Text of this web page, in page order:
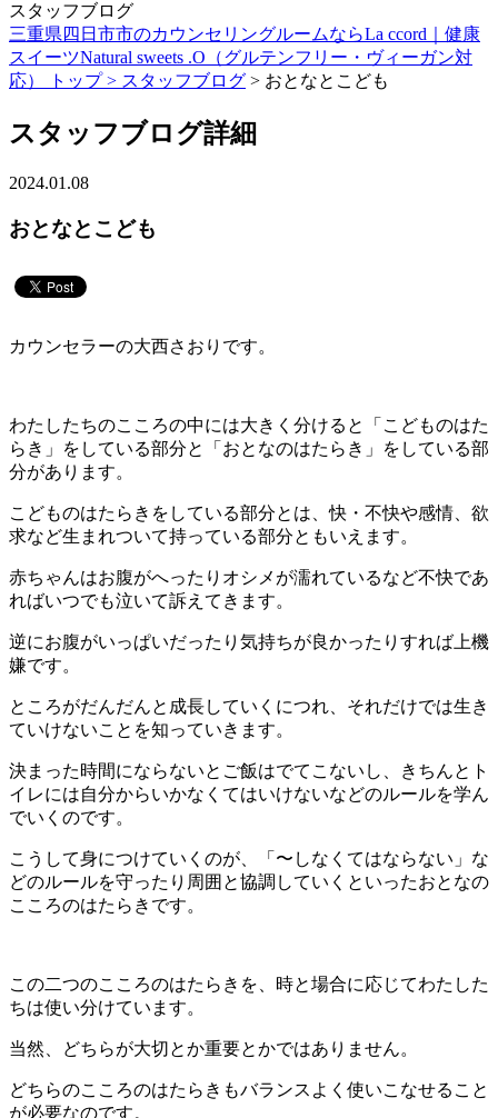
スタッフブログ
三重県四日市市のカウンセリングルームならLa ccord｜健康
スイーツNatural sweets .O（グルテンフリー・ヴィーガン対
応） トップ > スタッフブログ > おとなとこども
スタッフブログ詳細
2024.01.08
おとなとこども
カウンセラーの大西さおりです。
わたしたちのこころの中には大きく分けると「こどものはた
らき」をしている部分と「おとなのはたらき」をしている部
分があります。
こどものはたらきをしている部分とは、快・不快や感情、欲
求など生まれついて持っている部分ともいえます。
赤ちゃんはお腹がへったりオシメが濡れているなど不快であ
ればいつでも泣いて訴えてきます。
逆にお腹がいっぱいだったり気持ちが良かったりすれば上機
嫌です。
ところがだんだんと成長していくにつれ、それだけでは生き
ていけないことを知っていきます。
決まった時間にならないとご飯はでてこないし、きちんとト
イレには自分からいかなくてはいけないなどのルールを学ん
でいくのです。
こうして身につけていくのが、「〜しなくてはならない」な
どのルールを守ったり周囲と協調していくといったおとなの
こころのはたらきです。
この二つのこころのはたらきを、時と場合に応じてわたした
ちは使い分けています。
当然、どちらが大切とか重要とかではありません。
どちらのこころのはたらきもバランスよく使いこなせること
が必要なのです。